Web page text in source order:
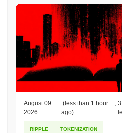
August 09
2026
(less than 1 hour
ago)
,3
RIPPLE TOKENIZATION